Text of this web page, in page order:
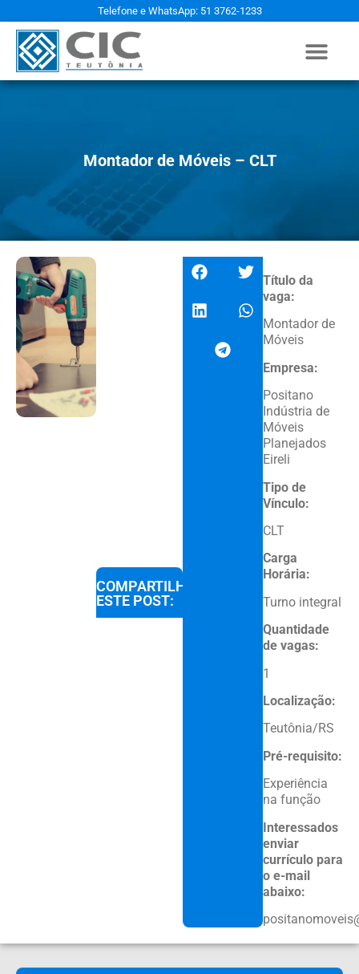
Telefone e WhatsApp: 51 3762-1233
Montador de Móveis – CLT
COMPARTILHE
ESTE POST:
Título da
vaga:
Montador de
Móveis
Empresa:
Positano
Indústria de
Móveis
Planejados
Eireli
Tipo de
Vínculo:
CLT
Carga
Horária:
Turno integral
Quantidade
de vagas:
1
Localização:
Teutônia/RS
Pré-requisito:
Experiência
na função
Interessados
enviar
currículo para
o e-mail
abaixo: